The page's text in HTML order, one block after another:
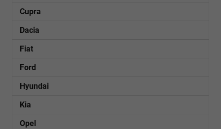
Cupra
Dacia
Fiat
Ford
Hyundai
Kia
Opel